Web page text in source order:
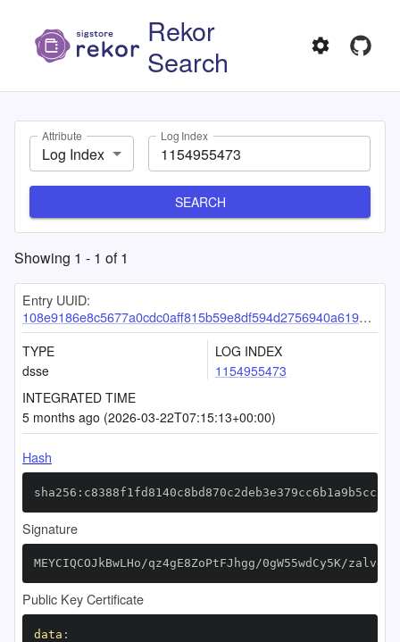
Rekor
Search
Attribute
Log Index
Log Index
SEARCH
Showing 1 - 1 of1
Entry UUID:
108e9186e8c5677a0cdc0aff815b59e8df594d2756940a6190deaf6c168a0c4c52b9c315bd4011c3
TYPE
dsse
LOG INDEX
1154955473
INTEGRATED TIME
5 months ago (2026-03-22T07:15:13+00:00)
Hash
Signature
MEYCIQCOJkBwLHo/qz4gE8ZoPtFJhgg/0gW55wdCy5K/
Public Key Certificate
data :